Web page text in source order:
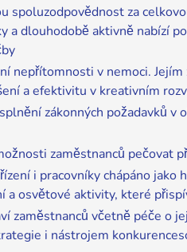
spoluzodpovědnost za
a dlouhodobě aktivně nabízí
nepřítomnosti v nemoci.
a efektivitu v kreativním
zákonných požadavků v
zaměstnanců pečovat
i pracovníky chápáno
a osvětové aktivity, které
zaměstnanců včetně péče o
i nástrojem